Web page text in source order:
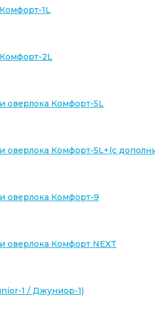
1L
2L
оверлока Комфорт-5L
Комфорт-5L+(с
оверлока Комфорт-9
Комфорт NEXT
1 / Джуниор-1)